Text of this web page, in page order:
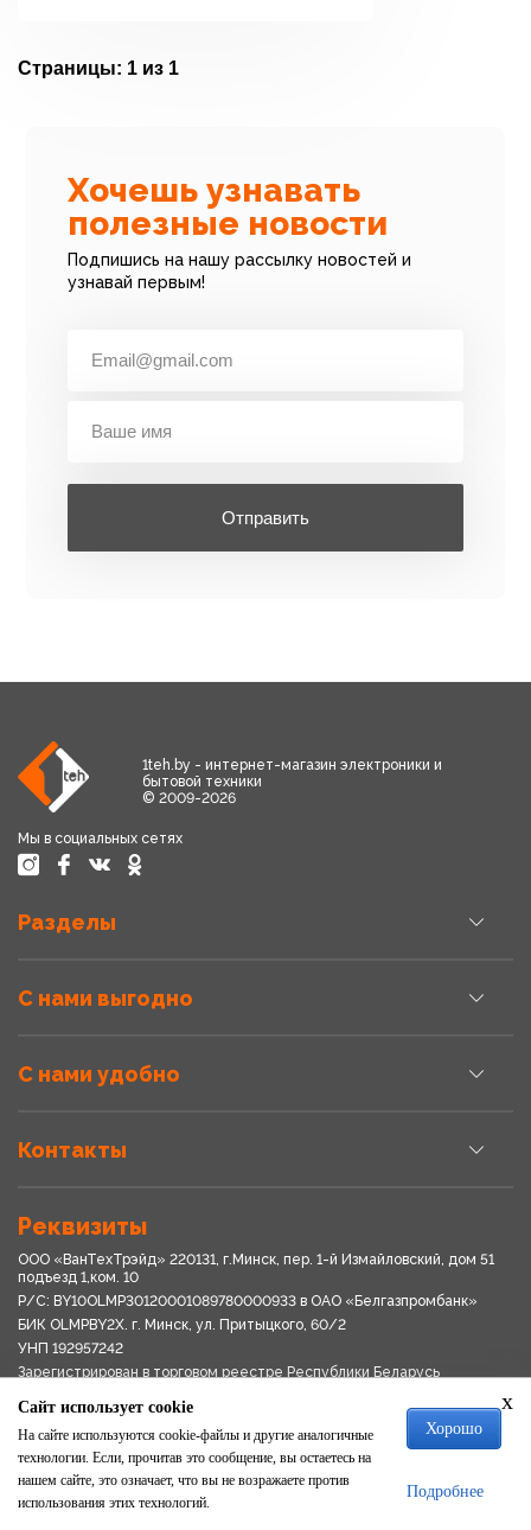
Страницы: 1 из 1
Хочешь узнавать
полезные новости
Подпишись на нашу рассылку новостей и
узнавай первым!
Отправить
1teh.by - интернет-магазин электроники и
бытовой техники
© 2009-2026
Мы в социальных сетях
Разделы
С нами выгодно
С нами удобно
Контакты
Реквизиты
ООО «ВанТехТрэйд» 220131, г.Минск, пер. 1-й Измайловский, дом 51
подъезд 1,ком. 10
Р/С: BY10OLMP30120001089780000933 в OАО «Белгазпромбанк»
БИК OLMPBY2X. г. Минск, ул. Притыцкого, 60/2
УНП 192957242
Зарегистрирован в торговом реестре Республики Беларусь
Свидетельство о регистрации № 192957242выдано 18.08.2017
Мингориспоплком
Политика обработки персональных данных
Положение о системе видеонаблюдения
Политика в отношении обработки файлов cookie
x
Сайт использует cookie
На сайте используются cookie-файлы и другие аналогичные
технологии. Если, прочитав это сообщение, вы остаетесь на
нашем сайте, это означает, что вы не возражаете против
использования этих технологий.
Хорошо
Подробнее